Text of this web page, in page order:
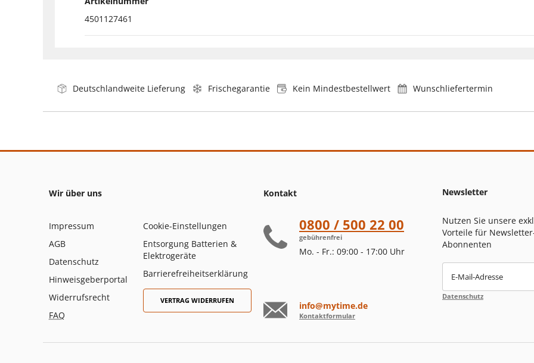
4501127461
Deutschlandweite Lieferung Frischegarantie Kein Mindestbestellwert Wunschliefertermin
Wir über uns
Impressum
AGB
Datenschutz
Hinweisgeberportal
Widerrufsrecht
FAQ
Cookie-Einstellungen
Entsorgung Batterien &
Elektrogeräte
Barrierefreiheitserklärung
VERTRAG WIDERRUFEN
Kontakt
0800 / 500 22 00
gebührenfrei
Mo. - Fr.: 09:00 - 17:00 Uhr
info@mytime.de
Kontaktformular
Newsletter
Nutzen Sie unsere
Vorteile für
Abonnenten
E-Mail-Adresse
Datenschutz